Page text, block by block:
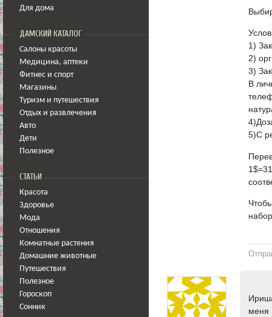
Для дома
ДАМСКИЙ КАТАЛОГ
Салоны красоты
Медицина, аптеки
Фитнес и спорт
Магазины
Туризм и путешествия
Отдых и развлечения
Авто
Дети
Полезное
СТАТЬИ
Красота
Здоровье
Мода
Отношения
Комнатные растения
Домашние животные
Путешествия
Полезное
Гороскоп
Сонник
1)
2)
3)
В
5)С
меня